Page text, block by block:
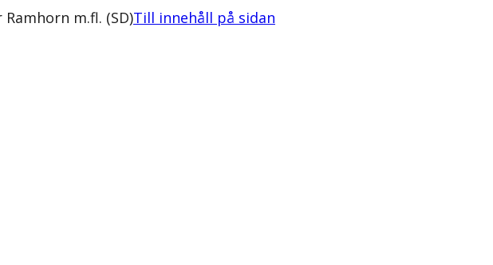
m.fl. (SD)Till innehåll på sidan